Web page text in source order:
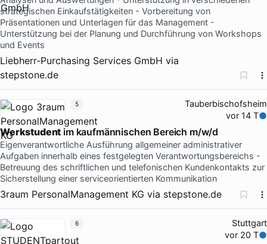
strategischen Einkaufstätigkeiten - Vorbereitung von
Präsentationen und Unterlagen für das Management -
Unterstützung bei der Planung und Durchführung von Workshops
und Events
Liebherr-Purchasing Services GmbH via
stepstone.de
Tauberbischofsheim
vor 14 T
Werkstudent im kaufmännischen Bereich m/w/d
Eigenverantwortliche Ausführung allgemeiner administrativer
Aufgaben innerhalb eines festgelegten Verantwortungsbereichs -
Betreuung des schriftlichen und telefonischen Kundenkontakts zur
Sicherstellung einer serviceorientierten Kommunikation
3raum PersonalManagement KG via stepstone.de
5
Stuttgart
vor 20 T
6